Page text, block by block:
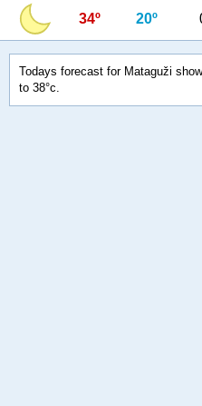
34º 20º
Todays forecast for Mataguži
to 38°c.